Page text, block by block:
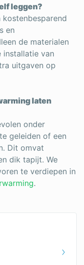
leggen?
en
de materialen
installatie van
uitgaven op
laten
onder
geleiden of een
Dit omvat
dik tapijt. We
te verdiepen in
.